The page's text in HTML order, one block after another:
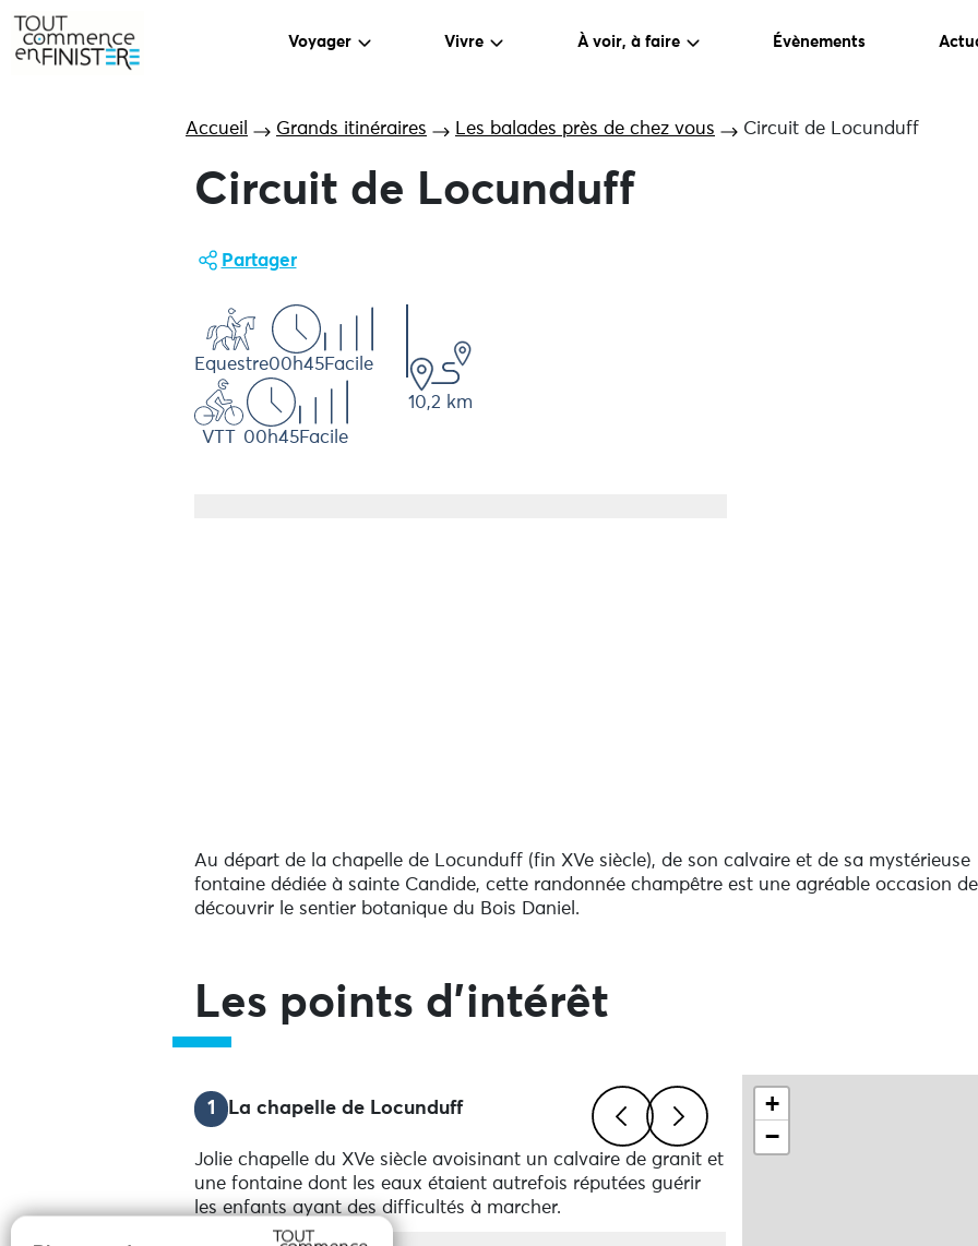
Voyager Vivre À voir, à faire Évènements
Accueil Grands itinéraires Les balades près de chez vous Circuit de Locunduff
Circuit de Locunduff
Partager
Equestre00h45Facile
VTT 00h45Facile
10,2 km
Au départ de la chapelle de Locunduff (fin XVe siècle), de son calvaire et de sa mystérieuse
fontaine dédiée à sainte Candide, cette randonnée champêtre est une agréable occasion de
découvrir le sentier botanique du Bois Daniel.
Les points d'intérêt
PreviousNext
1 La chapelle de Locunduff
Jolie chapelle du XVe siècle avoisinant un calvaire de granit et
une fontaine dont les eaux étaient autrefois réputées guérir
les enfants ayant des difficultés à marcher.
Ne pas consulter la carte
+
−